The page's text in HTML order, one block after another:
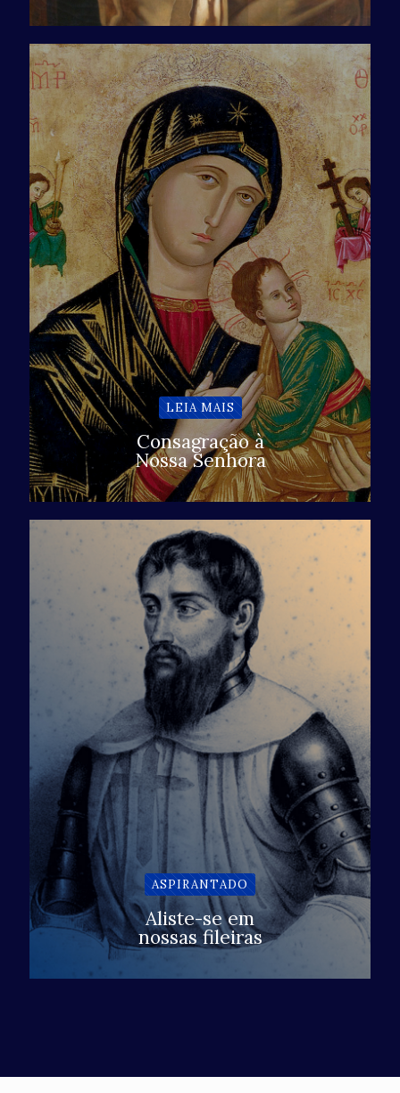
LEIA MAIS
Consagração à
Nossa Senhora
ASPIRANTADO
Aliste-se em
nossas fileiras